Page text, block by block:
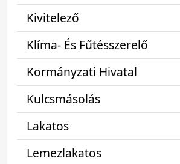
Kivitelező
Klíma- És Fűtésszerelő
Kormányzati Hivatal
Kulcsmásolás
Lakatos
Lemezlakatos